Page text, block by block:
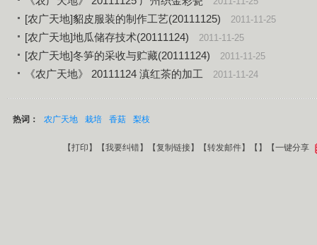
[农广天地]貂皮服装的制作工艺(20111125) 2011-11-25
[农广天地]地瓜储存技术(20111124) 2011-11-25
[农广天地]冬笋的采收与贮藏(20111124) 2011-11-25
《农广天地》 20111124 滇红茶的加工 2011-11-24
热词： 农广天地 栽培 香菇 梨枝
【打印 】【我要纠错】【复制链接】【转发邮件】【 】 【一键分享